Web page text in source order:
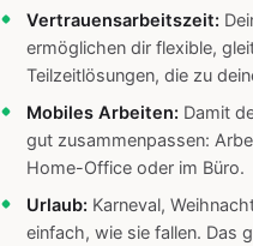
Vertrauensarbeitszeit:
ermöglichen dir flexible,
Teilzeitlösungen, die zu
Mobiles Arbeiten: Damit
gut zusammenpassen:
Home-Office oder im Büro.
Urlaub: Karneval,
einfach, wie sie fallen. Das